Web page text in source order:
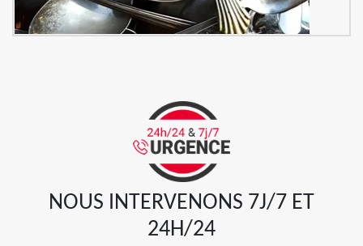
NOUS INTERVENONS 7J/7 ET
24H/24